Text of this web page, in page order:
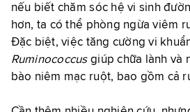
nếu biết chăm sóc hệ vi sinh
hơn, ta có thể phòng ngừa viêm
Đặc biệt, việc tăng cường vi
Ruminococcusgiúp chữa lành và
bào niêm mạc ruột, bao gồm cả